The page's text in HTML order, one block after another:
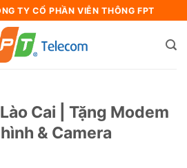
TY CỔ PHẦN VIỄN THÔNG FPT
Cai | Tặng Modem
& Camera